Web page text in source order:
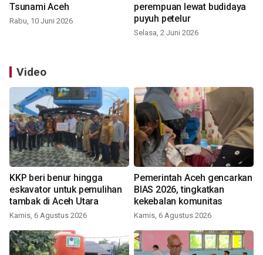
Tsunami Aceh
Rabu, 10 Juni 2026
perempuan lewat budidaya
puyuh petelur
Selasa, 2 Juni 2026
Video
KKP beri benur hingga
eskavator untuk pemulihan
tambak di Aceh Utara
Kamis, 6 Agustus 2026
Pemerintah Aceh gencarkan
BIAS 2026, tingkatkan
kekebalan komunitas
Kamis, 6 Agustus 2026